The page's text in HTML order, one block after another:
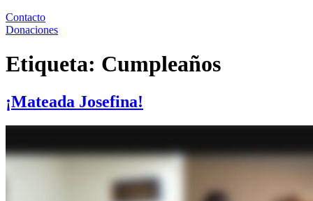
Contacto
Donaciones
Etiqueta: Cumpleaños
¡Mateada Josefina!